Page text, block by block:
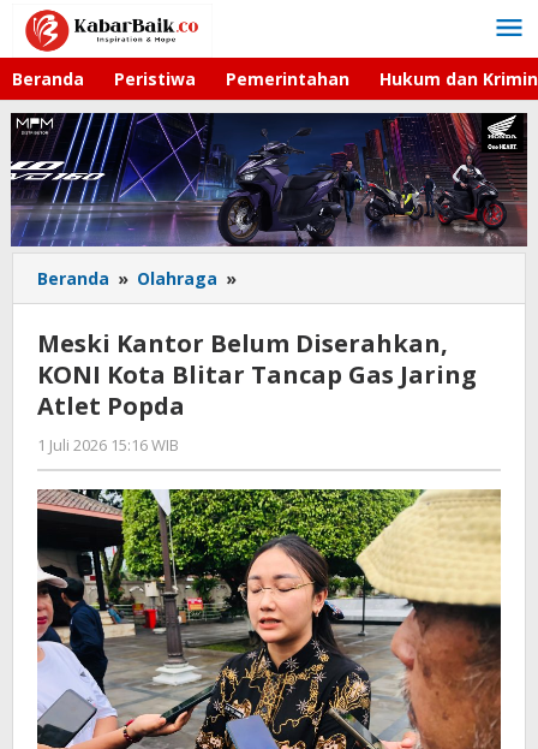
Lewati
konten
Beranda Peristiwa Pemerintahan Hukum dan
Beranda » Olahraga »
Kantor
Belum
Diserahkan,
KONI
Jaring
Atlet
Popda
Meski Kantor Belum Diserahkan,
KONI Kota Blitar Tancap Gas Jaring
Atlet Popda
1 Juli 2026 15:16 WIB
Faisal